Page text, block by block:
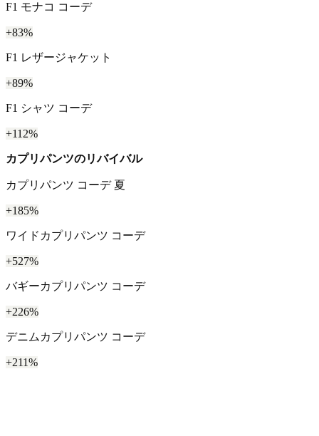
F1 モナコ コーデ
+83%
F1 レザージャケット
+89%
F1 シャツ コーデ
+112%
カプリパンツのリバイバル
カプリパンツ コーデ 夏
+185%
ワイドカプリパンツ コーデ
+527%
バギーカプリパンツ コーデ
+226%
デニムカプリパンツ コーデ
+211%